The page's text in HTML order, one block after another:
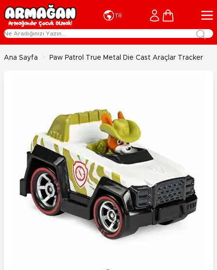
İçeriğe geç
TR Cart
Ana Sayfa > Paw Patrol True Metal Die Cast Araçlar Tracker